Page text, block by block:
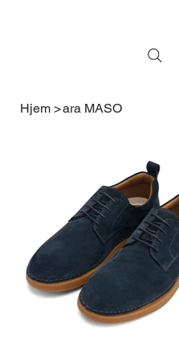
Hjem >ara MASO